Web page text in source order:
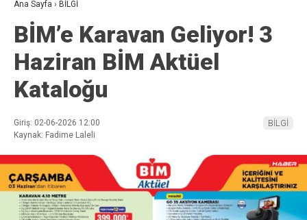
Ana Sayfa › BİLGİ
BİM’e Karavan Geliyor! 3
Haziran BİM Aktüel
Kataloğu
Giriş: 02-06-2026 12:00
Kaynak: Fadime Laleli
BİLGİ